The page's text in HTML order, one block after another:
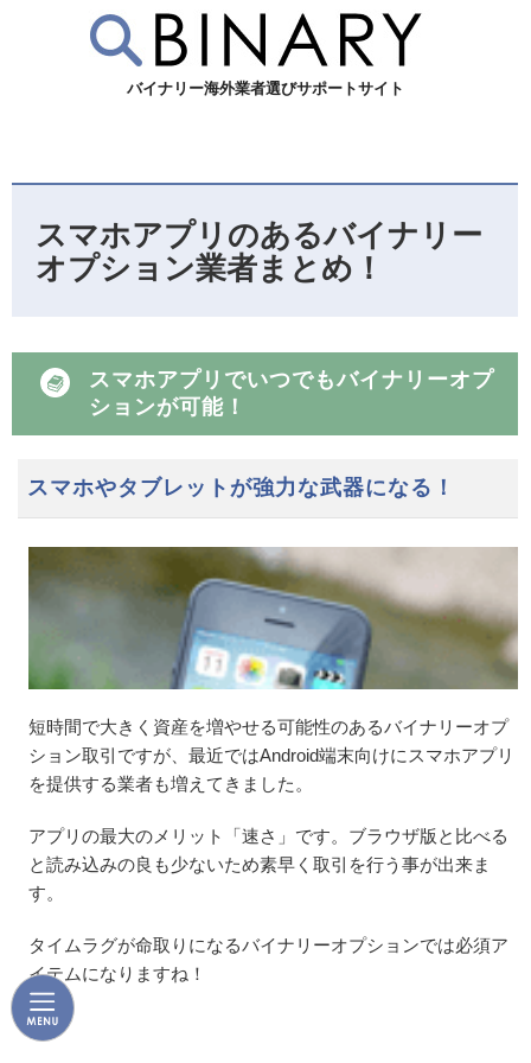
バイナリー海外業者選びサポートサイト
スマホアプリのあるバイナリー
オプション業者まとめ！
スマホアプリでいつでもバイナリーオプ
ションが可能！
スマホやタブレットが強力な武器になる！
短時間で大きく資産を増やせる可能性のあるバイナリーオプ
ション取引ですが、最近ではAndroid端末向けにスマホアプリ
を提供する業者も増えてきました。
アプリの最大のメリット「速さ」です。ブラウザ版と比べる
と読み込みの良も少ないため素早く取引を行う事が出来ま
す。
タイムラグが命取りになるバイナリーオプションでは必須ア
イテムになりますね！